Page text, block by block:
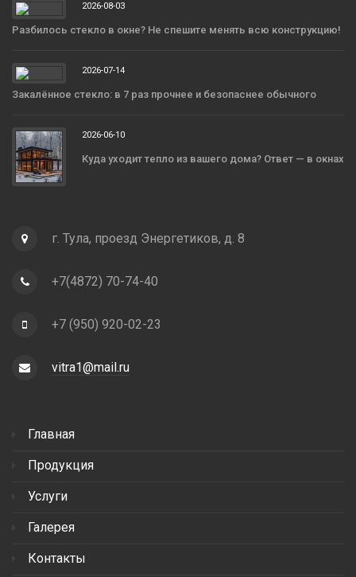
2026-08-03
Разбилось стекло в окне? Не спешите менять всю конструкцию!
2026-07-14
Закалённое стекло: в 7 раз прочнее и безопаснее обычного
2026-06-10
Куда уходит тепло из вашего дома? Ответ — в окнах
г. Тула, проезд Энергетиков, д. 8
+7(4872) 70-74-40
+7 (950) 920-02-23
vitra1@mail.ru
Главная
Продукция
Услуги
Галерея
Контакты